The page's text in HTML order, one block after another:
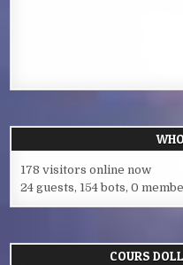
178 visitors online now
24 guests, 154 bots, 0
COURS